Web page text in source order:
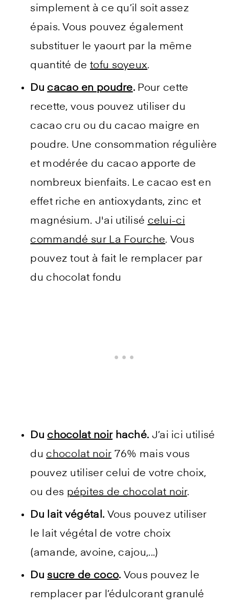
simplement à ce qu’il soit assez
épais. Vous pouvez également
substituer le yaourt par la même
quantité de tofu soyeux.
Du cacao en poudre. Pour cette
recette, vous pouvez utiliser du
cacao cru ou du cacao maigre en
poudre. Une consommation régulière
et modérée du cacao apporte de
nombreux bienfaits. Le cacao est en
effet riche en antioxydants, zinc et
magnésium. J'ai utilisé celui-ci
commandé sur La Fourche. Vous
pouvez tout à fait le remplacer par
du chocolat fondu
Du chocolat noirhaché. J’ai ici utilisé
du chocolat noir 76% mais vous
pouvez utiliser celui de votre choix,
ou des pépites de chocolat noir.
Du lait végétal. Vous pouvez utiliser
le lait végétal de votre choix
(amande, avoine, cajou,...)
Dusucre de coco. Vous pouvez le
remplacer par l’édulcorant granulé